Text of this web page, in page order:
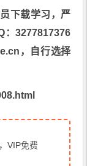
下载学习，严
：3277817376
，自行选择
，VIP免费